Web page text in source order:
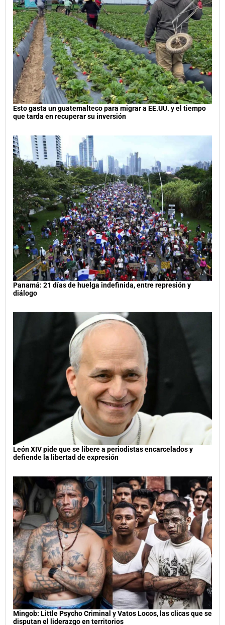
Esto gasta un guatemalteco para migrar a EE.UU. y el tiempo
que tarda en recuperar su inversión
Panamá: 21 días de huelga indefinida, entre represión y
diálogo
León XIV pide que se libere a periodistas encarcelados y
defiende la libertad de expresión
Mingob: Little Psycho Criminal y Vatos Locos, las clicas que se
disputan el liderazgo en territorios